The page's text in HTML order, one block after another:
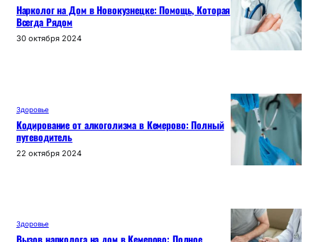
Нарколог на Дом в Новокузнецке: Помощь, Которая
Всегда Рядом
30 октября 2024
Здоровье
Кодирование от алкоголизма в Кемерово: Полный
путеводитель
22 октября 2024
Здоровье